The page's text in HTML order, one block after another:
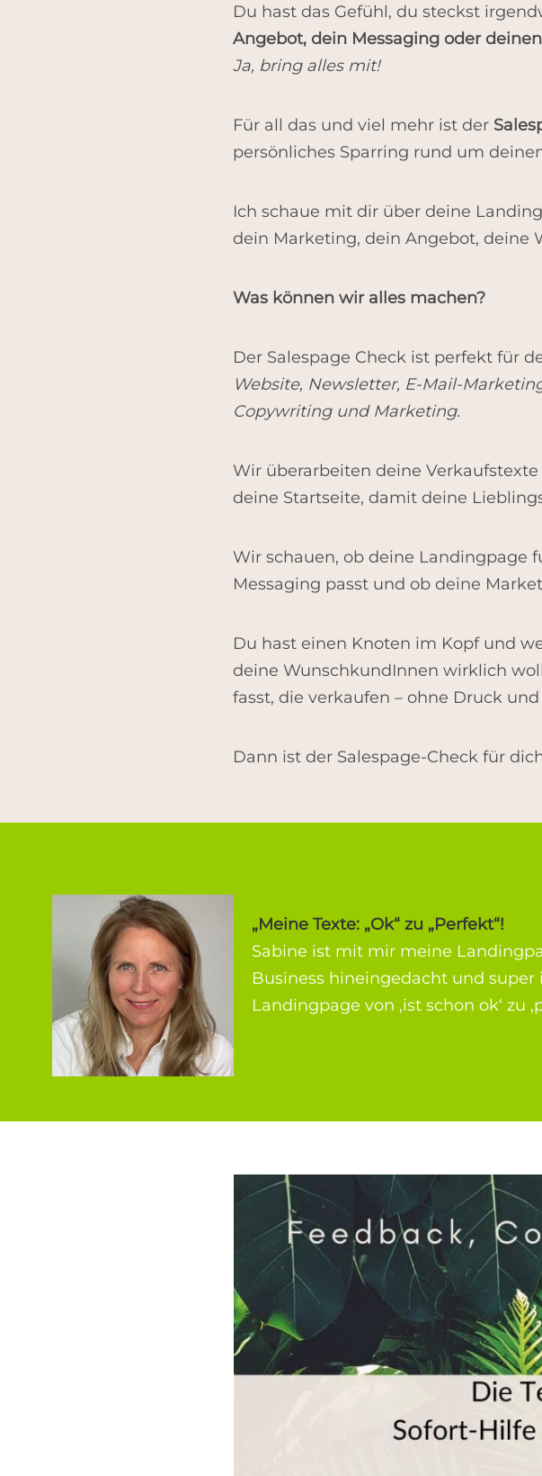
Du hast das Gefühl, du steckst
Angebot, dein Messaging oder
Ja, bring alles mit!
Für all das und viel mehr ist der
persönliches Sparring rund um
Ich schaue mit dir über deine
dein Marketing, dein Angebot, deine
Was können wir alles machen?
Der Salespage Check ist perfekt für
Website, Newsletter, E-Mail-
Copywriting und Marketing.
Wir überarbeiten deine
deine Startseite, damit deine
Wir schauen, ob deine Landingpage
Messaging passt und ob deine
Du hast einen Knoten im Kopf und
deine WunschkundInnen wirklich
fasst, die verkaufen – ohne Druck
Dann ist der Salespage-Check für
„Meine Texte: „Ok“ zu „Perfekt“!
Sabine ist mit mir meine
Business hineingedacht und
Landingpage von ‚ist schon ok‘ zu